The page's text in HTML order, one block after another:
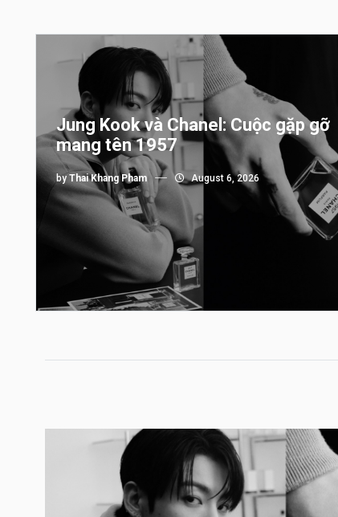
Jung Kook và Chanel: Cuộc gặp gỡ
mang tên 1957
by Thai Khang Pham August 6, 2026